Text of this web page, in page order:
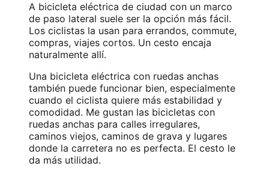
A bicicleta eléctrica de ciudad con un marco
de paso lateral suele ser la opción más fácil.
Los ciclistas la usan para errandos, commute,
compras, viajes cortos. Un cesto encaja
naturalmente allí.
Una bicicleta eléctrica con ruedas anchas
también puede funcionar bien, especialmente
cuando el ciclista quiere más estabilidad y
comodidad. Me gustan las bicicletas con
ruedas anchas para calles irregulares,
caminos viejos, caminos de grava y lugares
donde la carretera no es perfecta. El cesto le
da más utilidad.